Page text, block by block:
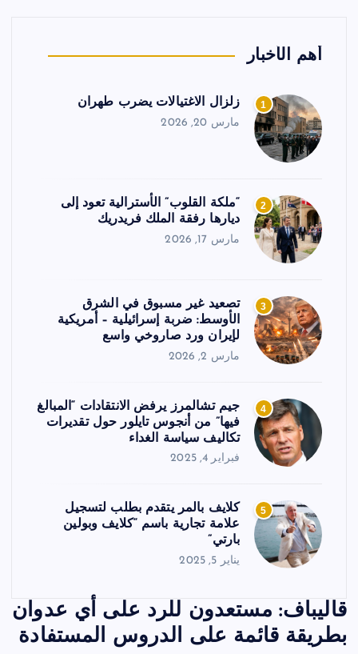
أهم الأخبار
1 زلزال الاغتيالات يضرب طهران
مارس 20, 2026
2
“ملكة القلوب” الأسترالية تعود إلى
ديارها رفقة الملك فريدريك
مارس 17, 2026
3
تصعيد غير مسبوق في الشرق
الأوسط: ضربة إسرائيلية – أمريكية
لإيران ورد صاروخي واسع
مارس 2, 2026
4
جيم تشالمرز يرفض الانتقادات “المبالغ
فيها” من أنجوس تايلور حول تقديرات
تكاليف سياسة الغداء
فبراير 4, 2025
5
كلايف بالمر يتقدم بطلب لتسجيل
علامة تجارية باسم “كلايف وبولين
بارتي”
يناير 5, 2025
قاليباف: مستعدون للرد على أي عدوان
بطريقة قائمة على الدروس المستفادة